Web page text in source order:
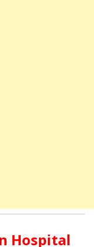
Hospital